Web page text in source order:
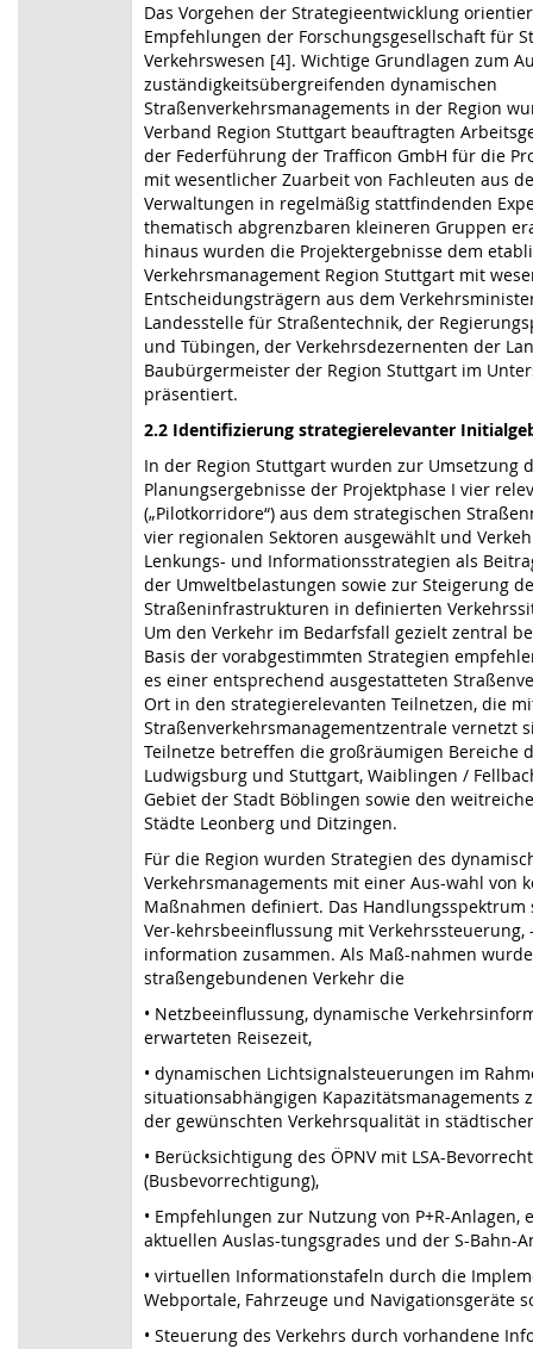
Das Vorgehen der Strategieentwicklung
Empfehlungen der Forschungsgesellschaft für
Verkehrswesen [4]. Wichtige Grundlagen zum
zuständigkeitsübergreifenden dynamischen
Straßenverkehrsmanagements in der Region
Verband Region Stuttgart beauftragten
der Federführung der Trafficon GmbH für die
mit wesentlicher Zuarbeit von Fachleuten aus
Verwaltungen in regelmäßig stattfindenden
thematisch abgrenzbaren kleineren Gruppen
hinaus wurden die Projektergebnisse dem
Verkehrsmanagement Region Stuttgart mit
Entscheidungsträgern aus dem
Landesstelle für Straßentechnik, der
und Tübingen, der Verkehrsdezernenten der
Baubürgermeister der Region Stuttgart im
präsentiert.
2.2 Identifizierung strategierelevanter
In der Region Stuttgart wurden zur Umsetzung
Planungsergebnisse der Projektphase I vier
(„Pilotkorridore“) aus dem strategischen
vier regionalen Sektoren ausgewählt und
Lenkungs- und Informationsstrategien als
der Umweltbelastungen sowie zur Steigerung
Straßeninfrastrukturen in definierten
Um den Verkehr im Bedarfsfall gezielt zentral
Basis der vorabgestimmten Strategien
es einer entsprechend ausgestatteten
Ort in den strategierelevanten Teilnetzen, die
Straßenverkehrsmanagementzentrale vernetzt
Teilnetze betreffen die großräumigen Bereiche
Ludwigsburg und Stuttgart, Waiblingen /
Gebiet der Stadt Böblingen sowie den
Städte Leonberg und Ditzingen.
Für die Region wurden Strategien des
Verkehrsmanagements mit einer Aus-wahl von
Maßnahmen definiert. Das Handlungsspektrum
Ver-kehrsbeeinflussung mit Verkehrssteuerung,
information zusammen. Als Maß-nahmen
straßengebundenen Verkehr die
• Netzbeeinflussung, dynamische
erwarteten Reisezeit,
• dynamischen Lichtsignalsteuerungen im
situationsabhängigen Kapazitätsmanagements
der gewünschten Verkehrsqualität in
• Berücksichtigung des ÖPNV mit LSA-
(Busbevorrechtigung),
• Empfehlungen zur Nutzung von P+R-Anlagen,
aktuellen Auslas-tungsgrades und der S-Bahn-
• virtuellen Informationstafeln durch die
Webportale, Fahrzeuge und Navigationsgeräte
• Steuerung des Verkehrs durch vorhandene